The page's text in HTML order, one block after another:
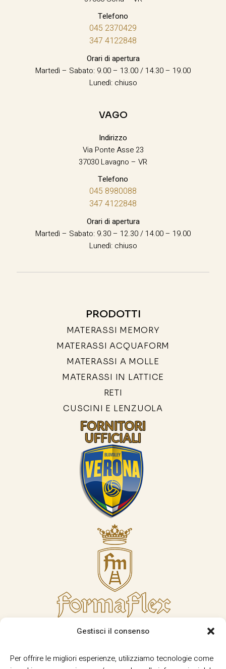
Gestisci il consenso
Per offrire le migliori esperienze, utilizziamo tecnologie come
Telefono
045 2370429
347 4122848
Orari di apertura
Martedì – Sabato: 9.00 – 13.00 / 14.30 – 19.00
Lunedì: chiuso
VAGO
Indirizzo
Via Ponte Asse 23
37030 Lavagno – VR
Telefono
045 8980088
347 4122848
Orari di apertura
Martedì – Sabato: 9.30 – 12.30 / 14.00 – 19.00
Lunedì: chiuso
PRODOTTI
MATERASSI MEMORY
MATERASSI ACQUAFORM
MATERASSI A MOLLE
MATERASSI IN LATTICE
RETI
CUSCINI E LENZUOLA